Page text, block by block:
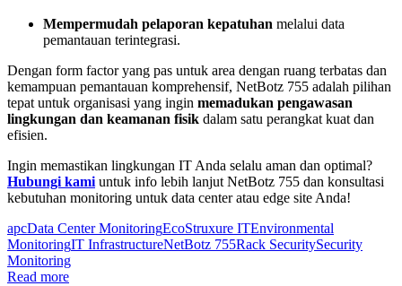
Mempermudah pelaporan kepatuhan melalui data
pemantauan terintegrasi.
Dengan form factor yang pas untuk area dengan ruang terbatas dan
kemampuan pemantauan komprehensif, NetBotz 755 adalah pilihan
tepat untuk organisasi yang ingin memadukan pengawasan
lingkungan dan keamanan fisik dalam satu perangkat kuat dan
efisien.
Ingin memastikan lingkungan IT Anda selalu aman dan optimal?
Hubungi kami untuk info lebih lanjut NetBotz 755 dan konsultasi
kebutuhan monitoring untuk data center atau edge site Anda!
apcData Center MonitoringEcoStruxure ITEnvironmental
MonitoringIT InfrastructureNetBotz 755Rack SecuritySecurity
Monitoring
Read more